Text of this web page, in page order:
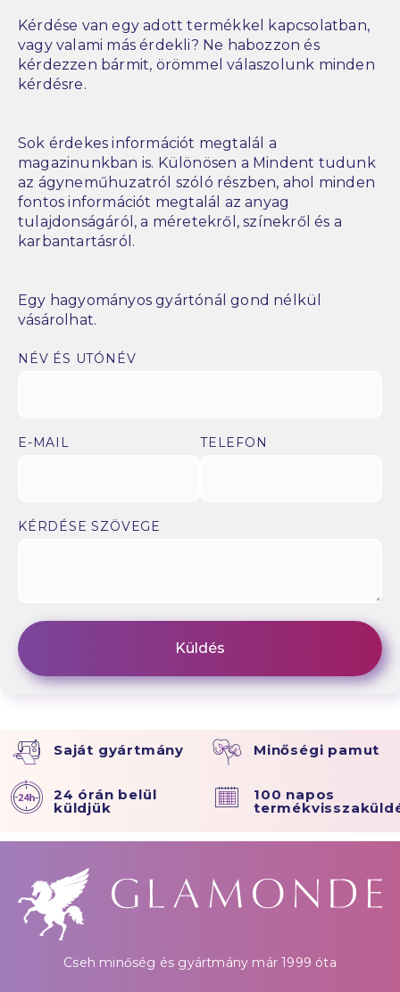
Kérdése van egy adott termékkel kapcsolatban,
vagy valami más érdekli? Ne habozzon és
kérdezzen bármit, örömmel válaszolunk minden
kérdésre.
Sok érdekes információt megtalál a
magazinunkban is. Különösen a Mindent tudunk
az ágyneműhuzatról szóló részben, ahol minden
fontos információt megtalál az anyag
tulajdonságáról, a méretekről, színekről és a
karbantartásról.
Egy hagyományos gyártónál gond nélkül
vásárolhat.
NÉV ÉS UTÓNÉV
E-MAIL TELEFON
KÉRDÉSE SZÖVEGE
Saját gyártmány Minőségi pamut
24 órán belül
küldjük
100 napos
Cseh minőség és gyártmány már 1999 óta